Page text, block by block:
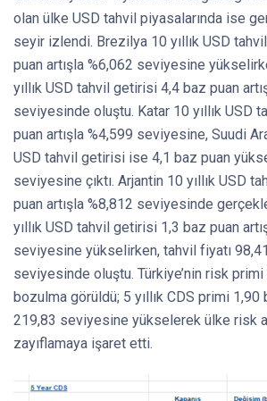
olan ülke USD tahvil piyasalarında ise
seyir izlendi. Brezilya 10 yıllık USD
puan artışla %6,062 seviyesine
yıllık USD tahvil getirisi 4,4 baz puan
seviyesinde oluştu. Katar 10 yıllık USD
puan artışla %4,599 seviyesine, Suudi
USD tahvil getirisi ise 4,1 baz puan
seviyesine çıktı. Arjantin 10 yıllık USD
puan artışla %8,812 seviyesinde
yıllık USD tahvil getirisi 1,3 baz puan
seviyesine yükselirken, tahvil fiyatı
seviyesinde oluştu. Türkiye’nin risk primi
bozulma görüldü; 5 yıllık CDS primi 1,90
219,83 seviyesine yükselerek ülke risk
zayıflamaya işaret etti.